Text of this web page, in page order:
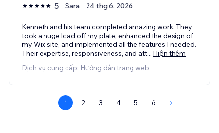
5 Sara 24 thg 6, 2026
Kenneth and his team completed amazing work. They
took a huge load off my plate, enhanced the design of
my Wix site, and implemented all the features I needed.
Their expertise, responsiveness, and att... Hiện thêm
Dịch vụ cung cấp: Hướng dẫn trang web
1 2 3 4 5 6